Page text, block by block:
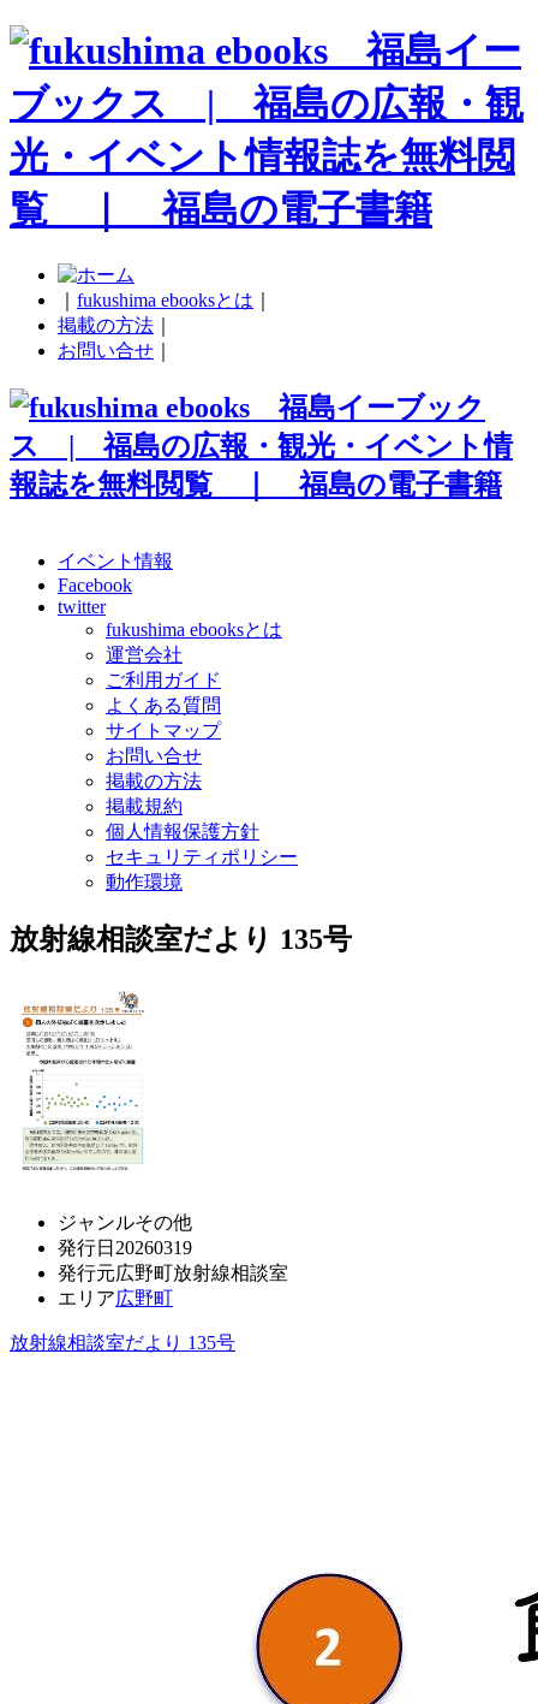
fukushima ebooksとは
掲載の方法
お問い合せ
イベント情報
Facebook
twitter
fukushima ebooksとは
運営会社
ご利用ガイド
よくある質問
サイトマップ
お問い合せ
掲載の方法
掲載規約
個人情報保護方針
セキュリティポリシー
動作環境
放射線相談室だより 135号
ジャンルその他
発行日 20260319
発行元広野町放射線相談室
エリア広野町
放射線相談室だより 135号